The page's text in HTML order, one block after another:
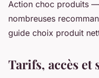
Action choc produits
nombreuses
guide choix produit
Tarifs, accès et